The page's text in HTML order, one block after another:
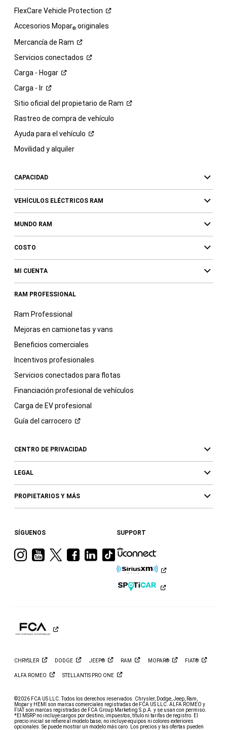
FlexCare Vehicle Protection
Accesorios Mopar®originales
Mercancía de Ram
Servicios conectados
Carga - Hogar
Carga - Ir
Sitio oficial del propietario de Ram
Rastreo de compra de vehículo
Ayuda para el vehículo
Movilidad y alquiler
CAPACIDAD
VEHÍCULOS ELÉCTRICOS RAM
MUNDO RAM
COSTO
MI CUENTA
RAM PROFESSIONAL
Ram Professional
Mejoras en camionetas y vans
Beneficios comerciales
Incentivos profesionales
Servicios conectados para flotas
Financiación profesional de vehículos
Carga de EV profesional
Guía del carrocero
CENTRO DE PRIVACIDAD
LEGAL
PROPIETARIOS Y MÁS
SÍGUENOS
VisitaVisitaVisitaVisitaVisita
Ram
Visita
a
Ram
en
SUPPORT
CHRYSLER DODGE JEEP® RAM MOPAR® FIAT®
ALFA ROMEO STELLANTIS PRO ONE
©2026 FCA US LLC. Todos los derechos reservados. Chrysler, Dodge, Jeep, Ram,
Mopar y HEMI son marcas comerciales registradas de FCA US LLC. ALFA ROMEO y
FIAT son marcas registradas de FCA Group Marketing S.p.A. y se usan con permiso.
*El MSRP no incluye cargos por destino, impuestos, título ni tarifas de registro. El
precio inicial se refiere al modelo base; no incluye equipos ni colores exteriores
opcionales. Se puede mostrar un modelo más caro. Los precios y las ofertas pueden